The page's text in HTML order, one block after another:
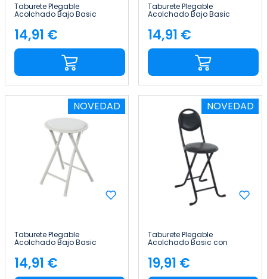
Taburete Plegable
Acolchado Bajo Basic
30x45cm 7house
Precio
14,91 €
Taburete Plegable
Acolchado Bajo Basic
30x45cm 7house
Precio
14,91 €
NOVEDAD
Taburete Plegable
Acolchado Bajo Basic
30x45cm 7house
Precio
14,91 €
NOVEDAD
Taburete Plegable
Acolchado Basic con
7house
Precio
19,91 €